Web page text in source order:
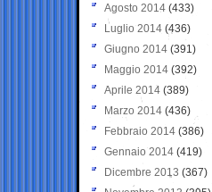
Agosto 2014 (433)
Luglio 2014 (436)
Giugno 2014 (391)
Maggio 2014 (392)
Aprile 2014 (389)
Marzo 2014 (436)
Febbraio 2014 (386)
Gennaio 2014 (419)
Dicembre 2013 (367)